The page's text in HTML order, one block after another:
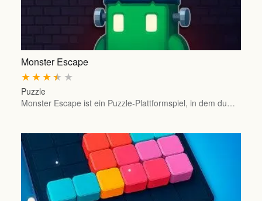
Monster Escape
★
★
★
★
★
Puzzle
Monster Escape ist ein Puzzle-Plattformspiel, in dem du…